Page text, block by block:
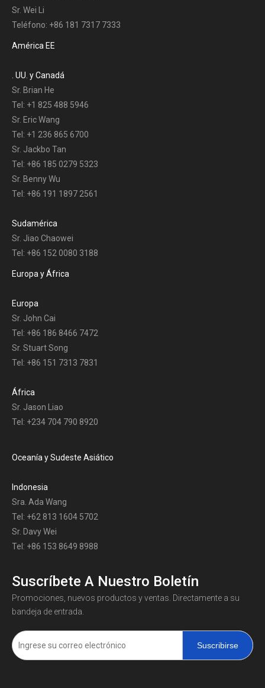
Sr. Wei Li
Teléfono: +86 181 7317 7333
América EE
. UU. y Canadá
Sr. Brian He
Tel: +1 825 488 5946
Sr. Eric Wang
Tel: +1 236 865 6700
Sr. Jackbo Tan
Tel: +86 185 0279 5323
Sr. Benny Wu
Tel: +86 191 1897 2561
Sudamérica
Sr. Jiao Chaowei
Tel: +86 152 0080 3188
Europa y África
Europa
Sr. John Cai
Tel: +86 186 8466 7472
Sr. Stuart Song
Tel: +86 151 7313 7831
África
Sr. Jason Liao
Tel: +234 704 790 8920
Oceanía y Sudeste Asiático
Indonesia
Sra. Ada Wang
Tel: +62 813 1604 5702
Sr. Davy Wei
Tel: +86 153 8649 8988
Suscríbete A Nuestro Boletín
Promociones, nuevos productos y ventas. Directamente a su
bandeja de entrada.
Suscribirse